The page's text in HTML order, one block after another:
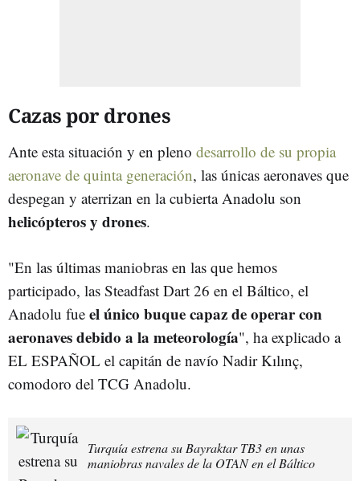
Cazas por drones
Ante esta situación y en pleno desarrollo de su propia
aeronave de quinta generación, las únicas aeronaves que
despegan y aterrizan en la cubierta Anadolu son
helicópteros y drones.
"En las últimas maniobras en las que hemos
participado, las Steadfast Dart 26 en el Báltico, el
Anadolu fue el único buque capaz de operar con
aeronaves debido a la meteorología", ha explicado a
EL ESPAÑOL el capitán de navío Nadir Kılınç,
comodoro del TCG Anadolu.
Turquía estrena su Bayraktar TB3 en unas
maniobras navales de la OTAN en el Báltico